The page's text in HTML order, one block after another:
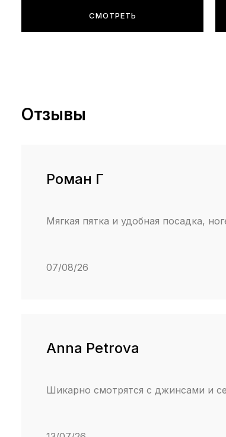
СМОТРЕТЬ
Отзывы
Роман Г
Мягкая пятка и удобная посадка,
07/08/26
Anna Petrova
Шикарно смотрятся с джинсами и